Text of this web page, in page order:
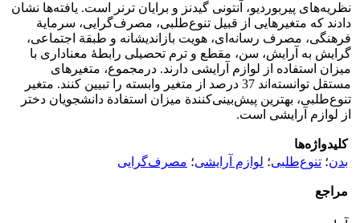
نظریه‌های پیربوردیو، آنتونی گیدنز و برایان ترنر است. یافته‌ها نشان
دادند که متغیر‌هایی از قبیل تنوع‌طلبی، مصرف‌گرایی، سرمایة
فرهنگی، مصرف رسانه‌ای، هویت بازاندیشانه و طبقة اجتماعی،
گرایش به آرایش، سن، مقطع و ترم تحصیلی رابطۀ معناداری با
میزان استفاده از لوازم آرایشی دارند. در‌مجموع، متغیرهای
مستقل توانسته‌اند 37 درصد از متغیر وابسته را تبیین کنند. متغیر
تنوع‌طلبی، بهترین پیش‌بینی‌کنندة میزان استفادة دانشجویان دختر
از لوازم آرایشی است.
کلیدواژه‌ها
بدن؛ تنوع‌طلبی؛ لوازم آرایشی؛ مصرف‌گرایی
مراجع